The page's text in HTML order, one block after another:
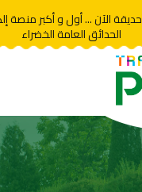
حديقة الآن ... أول و أكبر منصة
الحدائق العامة الخضراء